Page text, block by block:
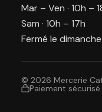
Mar – Ven · 10h –
Sam · 10h – 17h
Fermé le
© 2026 Mercerie
Paiement sécurisé